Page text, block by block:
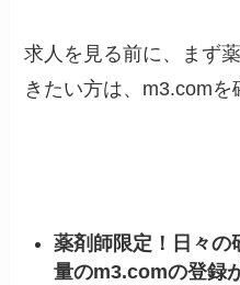
求人を見る前に、まず
きたい方は、m3.comを
薬剤師限定！日々の
量のm3.comの登録